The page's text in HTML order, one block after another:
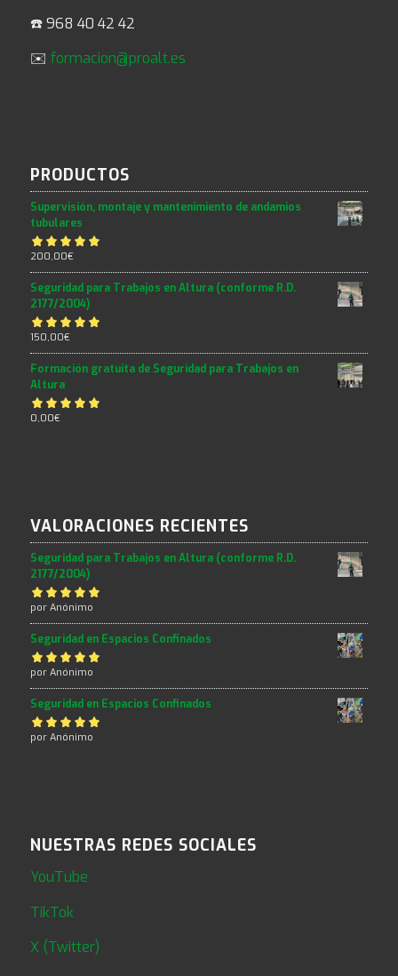
☎️ 968 40 42 42
✉️ formacion@proalt.es
PRODUCTOS
Supervisión, montaje y mantenimiento de andamios
tubulares
Valorado con
5.00de 5
200,00€
Seguridad para Trabajos en Altura (conforme R.D.
2177/2004)
Valorado con
5.00de 5
150,00€
Formación gratuita de Seguridad para Trabajos en
Altura
Valorado con
0,00€
VALORACIONES RECIENTES
Seguridad para Trabajos en Altura (conforme R.D.
2177/2004)
Valorado con
5de 5
por Anónimo
Seguridad en Espacios Confinados
Valorado con
5de 5
por Anónimo
Seguridad en Espacios Confinados
Valorado con
por Anónimo
NUESTRAS REDES SOCIALES
YouTube
TikTok
X (Twitter)